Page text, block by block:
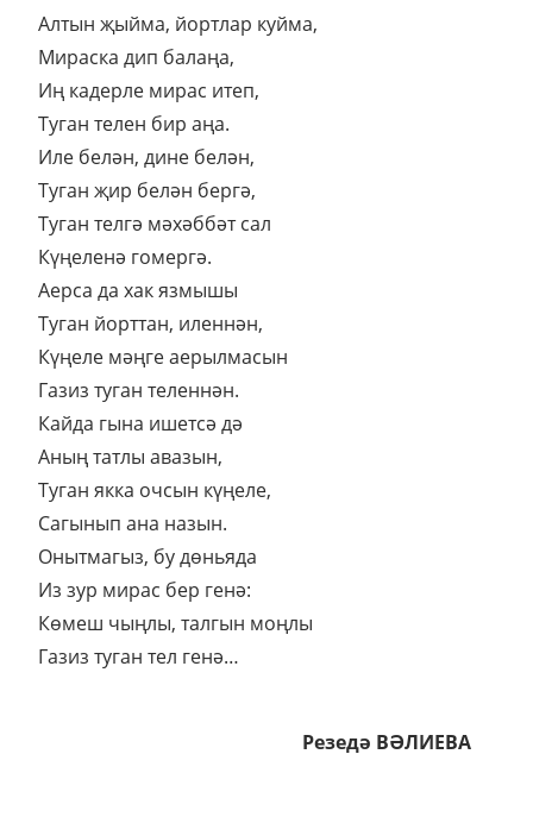
Алтын җыйма, йортлар куйма,
Мираска дип балаңа,
Иң кадерле мирас итеп,
Туган телен бир аңа.
Иле белән, дине белән,
Туган җир белән бергә,
Туган телгә мәхәббәт сал
Күңеленә гомергә.
Аерса да хак язмышы
Туган йорттан, иленнән,
Күңеле мәңге аерылмасын
Газиз туган теленнән.
Кайда гына ишетсә дә
Аның татлы авазын,
Туган якка очсын күңеле,
Сагынып ана назын.
Онытмагыз, бу дөньяда
Из зур мирас бер генә:
Көмеш чыңлы, талгын моңлы
Газиз туган тел генә…
Резедә ВӘЛИЕВА